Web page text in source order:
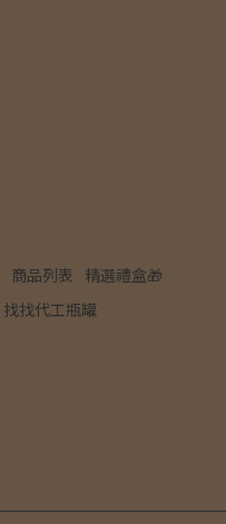
商品列表 精選禮盒🎁
找找代工瓶罐